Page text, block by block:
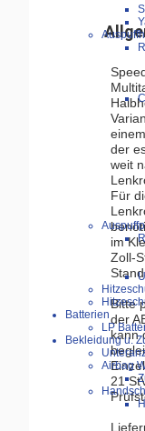
Batterien
LP
Bekleidung u.
Airbag
der
weit
Für
im
Zoll-
Bitte
der
kann
21